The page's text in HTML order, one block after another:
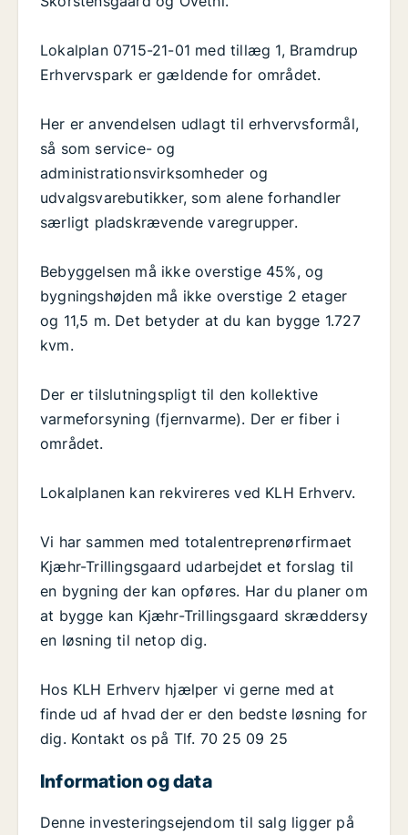
Lokalplan 0715-21-01 med tillæg 1, Bramdrup
Erhvervspark er gældende for området.
Her er anvendelsen udlagt til erhvervsformål,
så som service- og
administrationsvirksomheder og
udvalgsvarebutikker, som alene forhandler
særligt pladskrævende varegrupper.
Bebyggelsen må ikke overstige 45%, og
bygningshøjden må ikke overstige 2 etager
og 11,5 m. Det betyder at du kan bygge 1.727
kvm.
Der er tilslutningspligt til den kollektive
varmeforsyning (fjernvarme). Der er fiber i
området.
Lokalplanen kan rekvireres ved KLH Erhverv.
Vi har sammen med totalentreprenørfirmaet
Kjæhr-Trillingsgaard udarbejdet et forslag til
en bygning der kan opføres. Har du planer om
at bygge kan Kjæhr-Trillingsgaard skræddersy
en løsning til netop dig.
Hos KLH Erhverv hjælper vi gerne med at
finde ud af hvad der er den bedste løsning for
dig. Kontakt os på Tlf. 70 25 09 25
Information og data
Denne investeringsejendom til salg ligger på